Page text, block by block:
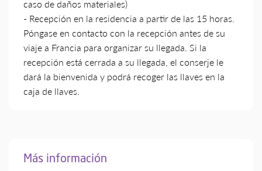
caso de daños materiales)
- Recepción en la residencia a partir de las 15 horas.
Póngase en contacto con la recepción antes de su
viaje a Francia para organizar su llegada. Si la
recepción está cerrada a su llegada, el conserje le
dará la bienvenida y podrá recoger las llaves en la
caja de llaves.
Más información